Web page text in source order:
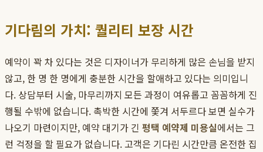
기다림의 가치: 퀄리티 보장 시간
예약이 꽉 차 있다는 것은 디자이너가 무리하게 많은 손님을 받지
않고, 한 명 한 명에게 충분한 시간을 할애하고 있다는 의미입니
다. 상담부터 시술, 마무리까지 모든 과정이 여유롭고 꼼꼼하게 진
행될 수밖에 없습니다. 촉박한 시간에 쫓겨 서두르다 보면 실수가
나오기 마련이지만, 예약 대기가 긴 평택 예약제 미용실에서는 그
런 걱정을 할 필요가 없습니다. 고객은 기다린 시간만큼 온전한 집